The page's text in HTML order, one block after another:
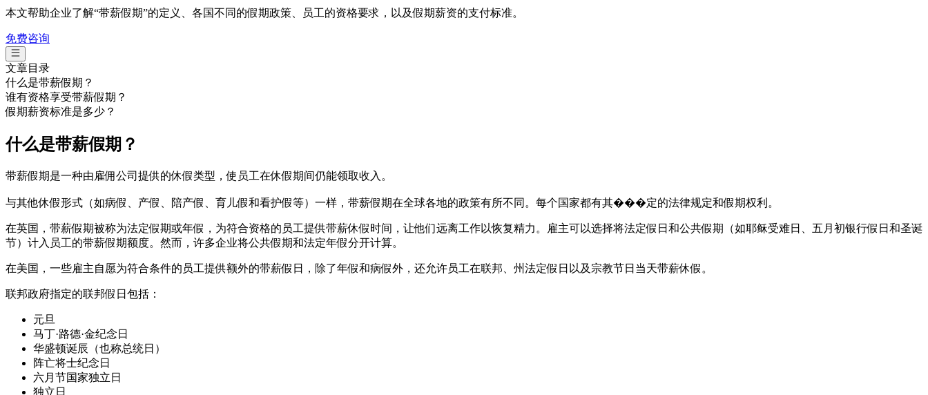
本文帮助企业了解“带薪假期”的定义、各国不同的假期政策、员工的资格要求，以及假期薪资的支付标准。
免费咨询
文章目录
什么是带薪假期？
谁有资格享受带薪假期？
假期薪资标准是多少？
什么是带薪假期？
带薪假期是一种由雇佣公司提供的休假类型，使员工在休假期间仍能领取收入。
与其他休假形式（如病假、产假、陪产假、育儿假和看护假等）一样，带薪假期在全球各地的政策有所不同。每个国家都有其���定的法律规定和假期权利。
在英国，带薪假期被称为法定假期或年假，为符合资格的员工提供带薪休假时间，让他们远离工作以恢复精力。雇主可以选择将法定假日和公共假期（如耶稣受难日、五月初银行假日和圣诞
节）计入员工的带薪假期额度。然而，许多企业将公共假期和法定年假分开计算。
在美国，一些雇主自愿为符合条件的员工提供额外的带薪假日，除了年假和病假外，还允许员工在联邦、州法定假日以及宗教节日当天带薪休假。
联邦政府指定的联邦假日包括：
元旦
马丁·路德·金纪念日
华盛顿诞辰（也称总统日）
阵亡将士纪念日
六月节国家独立日
独立日